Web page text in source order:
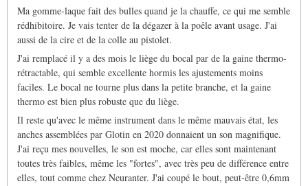
Ma gomme-laque fait des bulles quand je la chauffe, ce qui me semble
rédhibitoire. Je vais tenter de la dégazer à la poêle avant usage. J'ai
aussi de la cire et de la colle au pistolet.
J'ai remplacé il y a des mois le liège du bocal par de la gaine thermo-
rétractable, qui semble excellente hormis les ajustements moins
faciles. Le bocal ne tourne plus dans la petite branche, et la gaine
thermo est bien plus robuste que du liège.
Il reste qu'avec le même instrument dans le même mauvais état, les
anches assemblées par Glotin en 2020 donnaient un son magnifique.
J'ai reçu mes nouvelles, le son est moche, car elles sont maintenant
toutes très faibles, même les "fortes", avec très peu de différence entre
elles, tout comme chez Neuranter. J'ai coupé le bout, peut-être 0,6mm